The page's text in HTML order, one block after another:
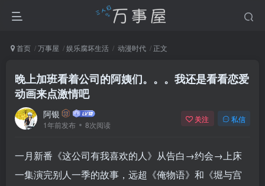
首页 万事屋 娱乐腐坏生活 动漫时代 正文
晚上加班看着公司的阿姨们。。。我还是看看恋爱
动画来点激情吧
阿银
1年前发布 8次阅读
关注 私信
一月新番《这公司有我喜欢的人》从告白→约会→上床
一集演完别人一季的故事，远超《俺物语》和《堀与宫